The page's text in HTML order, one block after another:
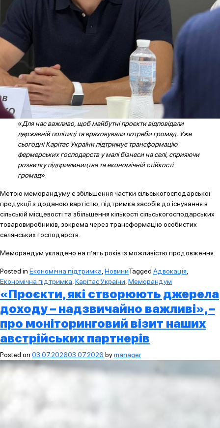
«Для нас важливо, щоб майбутні проєкти відповідали
державній політиці та враховували потреби громад. Уже
сьогодні Карітас України підтримує трансформацію
фермерських господарств у малі бізнеси на селі, сприяючи
розвитку підприємництва та економічній стійкості
громад».
Метою меморандуму є збільшення частки сільськогосподарської
продукції з доданою вартістю, підтримка засобів до існування в
сільській місцевості та збільшення кількості сільськогосподарських
товаровиробників, зокрема через трансформацію особистих
селянських господарств.
Меморандум укладено на п’ять років із можливістю продовження.
Posted in Економічна підтримка НовиниTagged Адвокація
Економічна підтримка Карітас України Меморандум
«Проєкти, які створюють джерела
доходу – надзвичайно важливі», –
про моніторинговий візит наших
австрійських партнерів
Posted on 03.07.202603.07.2026 bymanager